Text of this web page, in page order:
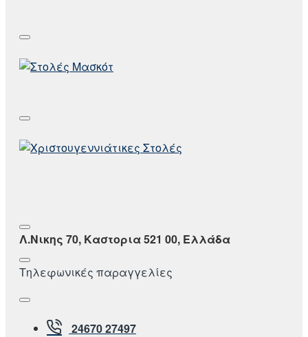
Λ.Νικης 70, Καστορια 521 00, Ελλάδα
Τηλεφωνικές παραγγελίες
24670 27497